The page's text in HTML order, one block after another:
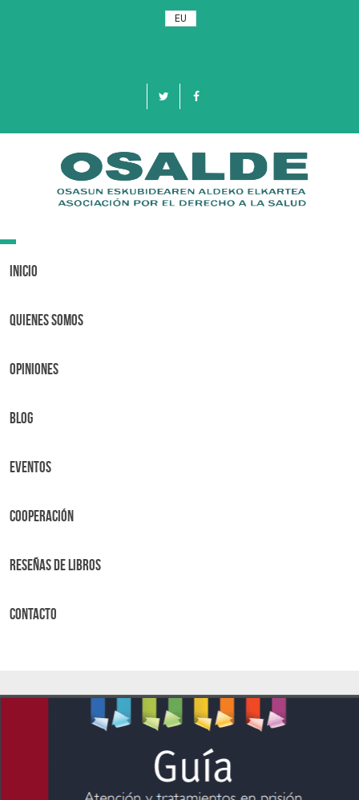
EU
Toggle
Inicio
Quienes Somos
OPINIONES
BLOG
Eventos
Cooperación
Reseñas de libros
Contacto